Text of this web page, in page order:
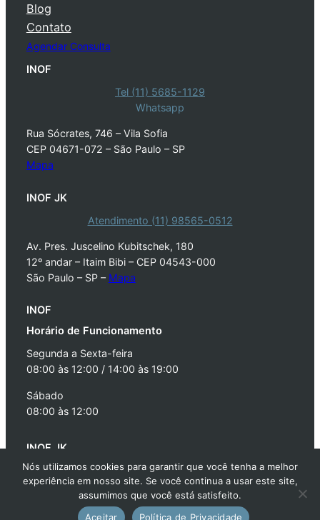
Blog
Contato
Agendar Consulta
INOF
Tel (11) 5685-1129
Whatsapp
Rua Sócrates, 746 – Vila Sofia
CEP 04671-072 – São Paulo – SP
Mapa
INOF JK
Atendimento (11) 98565-0512
Av. Pres. Juscelino Kubitschek, 180
12º andar – Itaim Bibi – CEP 04543-000
São Paulo – SP – Mapa
INOF
Horário de Funcionamento
Segunda a Sexta-feira
08:00 às 12:00 / 14:00 às 19:00
Sábado
08:00 às 12:00
INOF JK
Horário de Funcionamento
Segunda a Sexta-feira
08:00 às 22:00
Atendimento
Nós utilizamos cookies para garantir que você tenha a melhor
experiência em nosso site. Se você continua a usar este site,
assumimos que você está satisfeito.
Aceitar
Política de Privacidade